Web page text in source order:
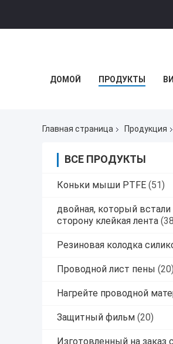
ДОМОЙ ПРОДУКТЫ
Главная страница Продукция
ВСЕ ПРОДУКТЫ
Коньки мыши PTFE (51)
двойная, который встали
сторону клейкая лента
Резиновая колодка
Проводной лист пены (20)
Нагрейте проводной
Защитный фильм (20)
Изготовленный на заказ